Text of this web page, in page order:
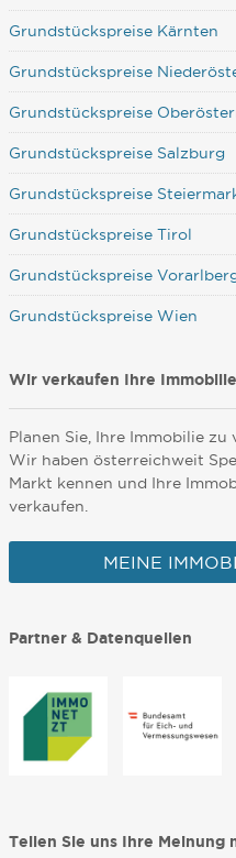
Grundstückspreise Kärnten
Grundstückspreise
Grundstückspreise
Grundstückspreise Salzburg
Grundstückspreise
Grundstückspreise Tirol
Grundstückspreise
Grundstückspreise Wien
Wir verkaufen Ihre
Planen Sie, Ihre Immobilie zu
Wir haben österreichweit
Markt kennen und Ihre
verkaufen.
MEINE
Partner & Datenquellen
Teilen Sie uns Ihre Meinung